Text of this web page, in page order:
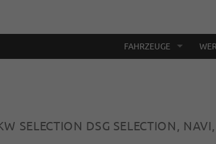
FAHRZEUGE
SELECTION DSG SELECTION,